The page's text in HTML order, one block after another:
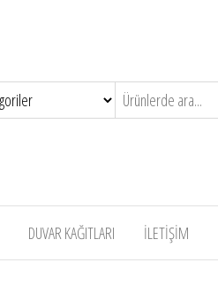
DUVAR KAĞITLARI İLETİŞİM